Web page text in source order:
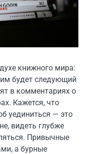
книжного мира:
будет следующий
в комментариях о
Кажется, что
уединиться — это
видеть глубже
Привычные
а бурные